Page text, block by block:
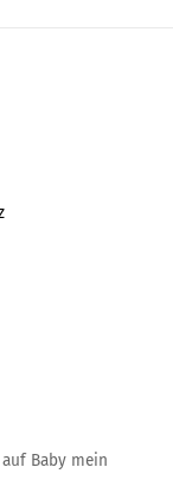
Baby mein